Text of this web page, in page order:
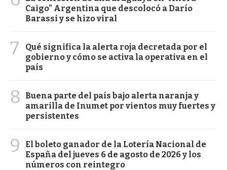
Caigo" Argentina que descolocó a Darío
Barassi y se hizo viral
7
Qué significa la alerta roja decretada por el
gobierno y cómo se activa la operativa en el
país
8
Buena parte del país bajo alerta naranja y
amarilla de Inumet por vientos muy fuertes y
persistentes
9
El boleto ganador de la Lotería Nacional de
España del jueves 6 de agosto de 2026 y los
números con reintegro